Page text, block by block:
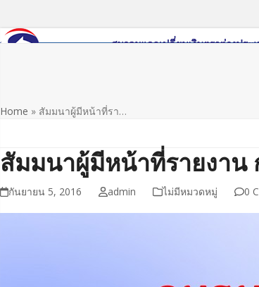
Home » สัมมนาผู้มีหน้าที่รา…
สัมมนาผู้มีหน้าที่รายงาน
กันยายน 5, 2016 admin ไม่มีหมวดหมู่ 0